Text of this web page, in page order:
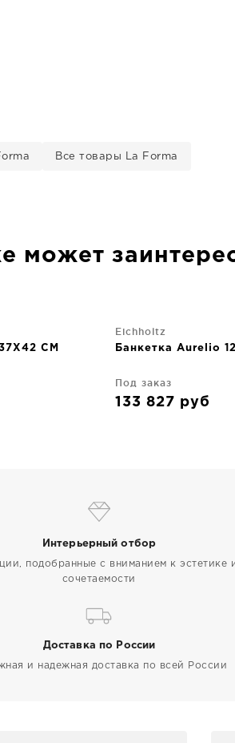
Все товары La Forma
может
CM
Eichholtz
Банкетка Aurelio
Под заказ
133 827 руб
Интерьерный отбор
подобранные с вниманием к эстетике
сочетаемости
Доставка по России
и надежная доставка по всей России